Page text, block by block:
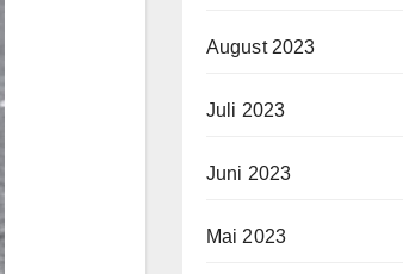
August 2023
Juli 2023
Juni 2023
Mai 2023